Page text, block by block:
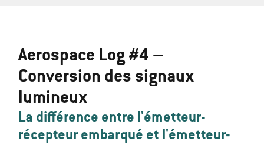
Aerospace Log #4 –
Conversion des signaux
lumineux
La différence entre l'émetteur-
récepteur embarqué et l'émetteur-